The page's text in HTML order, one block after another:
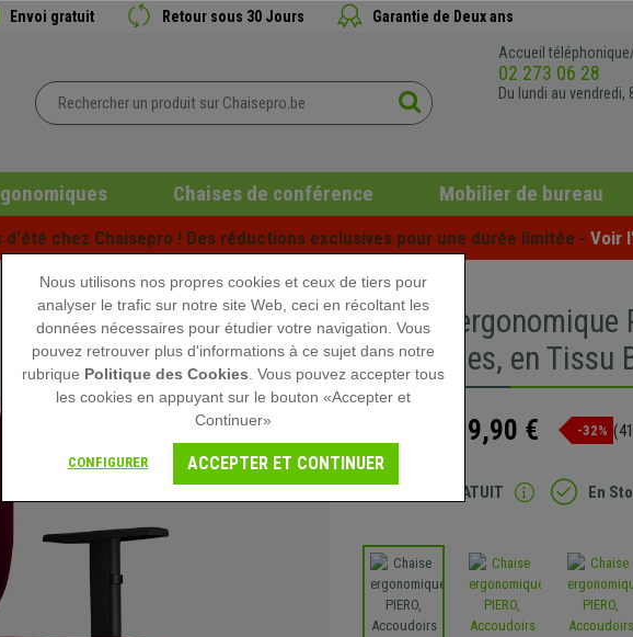
Envoi gratuit Retour sous 30 Jours Garantie de Deux ans
Accueil
02 273 06 28
Du lundi au vendredi,
Chaises de conférence Mobilier de bureau
chez Chaisepro ! Des réductions exclusives pour une durée limitée - Voir
Chaise ergonomique
Ajustables, en Tissu
339,90 € -32%
Envoi GRATUIT En
Nous utilisons nos propres cookies et ceux de tiers pour
analyser le trafic sur notre site Web, ceci en récoltant les
données nécessaires pour étudier votre navigation. Vous
pouvez retrouver plus d'informations à ce sujet dans notre
rubrique Politique des Cookies . Vous pouvez accepter tous
les cookies en appuyant sur le bouton «Accepter et
Continuer»
CONFIGURER ACCEPTER ET CONTINUER